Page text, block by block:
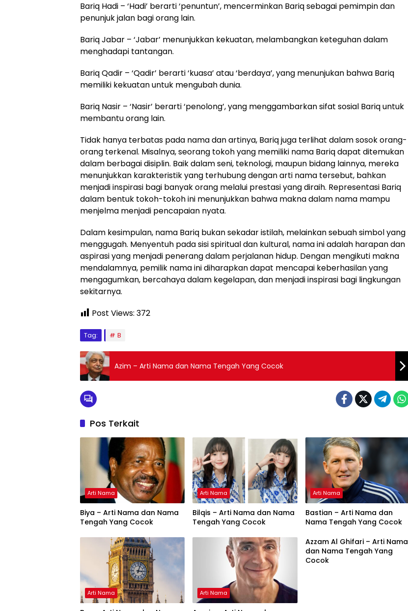
Bariq Hadi – ‘Hadi’ berarti ‘penuntun’, mencerminkan Bariq sebagai pemimpin dan
penunjuk jalan bagi orang lain.
Bariq Jabar – ‘Jabar’ menunjukkan kekuatan, melambangkan keteguhan dalam
menghadapi tantangan.
Bariq Qadir – ‘Qadir’ berarti ‘kuasa’ atau ‘berdaya’, yang menunjukan bahwa Bariq
memiliki kekuatan untuk mengubah dunia.
Bariq Nasir – ‘Nasir’ berarti ‘penolong’, yang menggambarkan sifat sosial Bariq untuk
membantu orang lain.
Tidak hanya terbatas pada nama dan artinya, Bariq juga terlihat dalam sosok orang-
orang terkenal. Misalnya, seorang tokoh yang memiliki nama Bariq dapat ditemukan
dalam berbagai disiplin. Baik dalam seni, teknologi, maupun bidang lainnya, mereka
menunjukkan karakteristik yang terhubung dengan arti nama tersebut, bahkan
menjadi inspirasi bagi banyak orang melalui prestasi yang diraih. Representasi Bariq
dalam bentuk tokoh-tokoh ini menunjukkan bahwa makna dalam nama mampu
menjelma menjadi pencapaian nyata.
Dalam kesimpulan, nama Bariq bukan sekadar istilah, melainkan sebuah simbol yang
menggugah. Menyentuh pada sisi spiritual dan kultural, nama ini adalah harapan dan
aspirasi yang menjadi penerang dalam perjalanan hidup. Dengan mengikuti makna
mendalamnya, pemilik nama ini diharapkan dapat mencapai keberhasilan yang
mengagumkan, bercahaya dalam kegelapan, dan menjadi inspirasi bagi lingkungan
sekitarnya.
Post Views: 372
Tag: B
Azim – Arti Nama dan Nama Tengah Yang Cocok
Pos Terkait
Arti Nama
Biya – Arti Nama dan Nama
Tengah Yang Cocok
Arti Nama
Bilqis – Arti Nama dan Nama
Tengah Yang Cocok
Arti Nama
Bastian – Arti Nama dan
Nama Tengah Yang Cocok
Arti Nama Arti Nama
Azzam Al Ghifari – Arti Nama
dan Nama Tengah Yang
Cocok